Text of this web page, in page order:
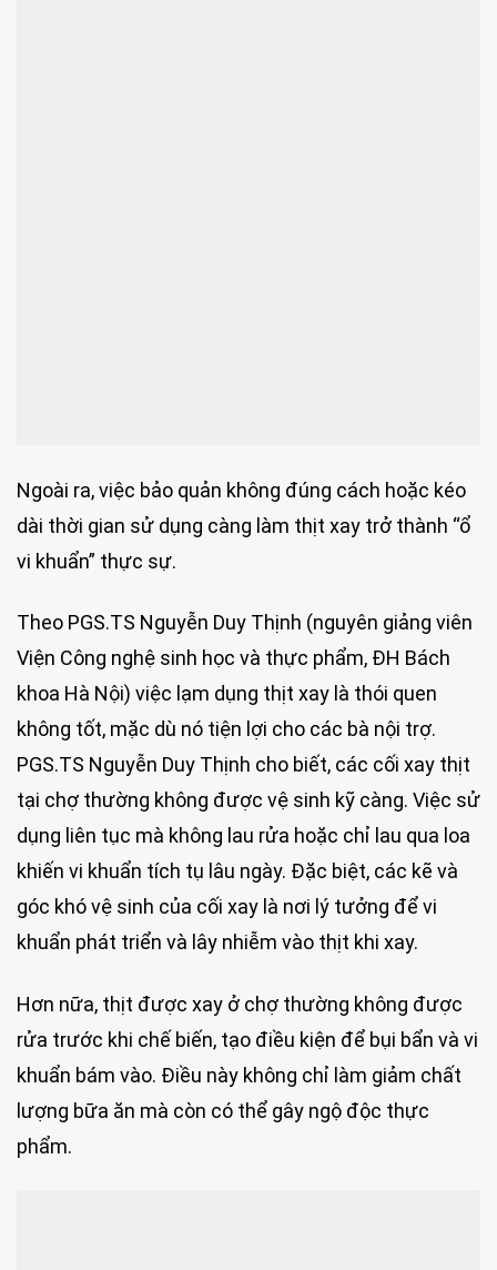
Ngoài ra, việc bảo quản không đúng cách hoặc kéo
dài thời gian sử dụng càng làm thịt xay trở thành “ổ
vi khuẩn” thực sự.
Theo PGS.TS Nguyễn Duy Thịnh (nguyên giảng viên
Viện Công nghệ sinh học và thực phẩm, ĐH Bách
khoa Hà Nội) việc lạm dụng thịt xay là thói quen
không tốt, mặc dù nó tiện lợi cho các bà nội trợ.
PGS.TS Nguyễn Duy Thịnh cho biết, các cối xay thịt
tại chợ thường không được vệ sinh kỹ càng. Việc sử
dụng liên tục mà không lau rửa hoặc chỉ lau qua loa
khiến vi khuẩn tích tụ lâu ngày. Đặc biệt, các kẽ và
góc khó vệ sinh của cối xay là nơi lý tưởng để vi
khuẩn phát triển và lây nhiễm vào thịt khi xay.
Hơn nữa, thịt được xay ở chợ thường không được
rửa trước khi chế biến, tạo điều kiện để bụi bẩn và vi
khuẩn bám vào. Điều này không chỉ làm giảm chất
lượng bữa ăn mà còn có thể gây ngộ độc thực
phẩm.